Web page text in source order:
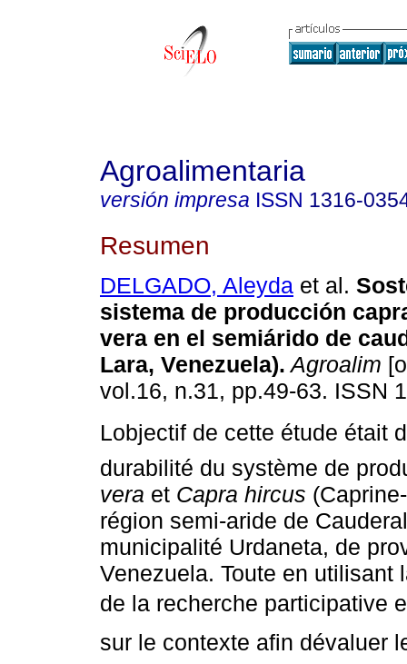
Agroalimentaria
versión impresa ISSN 1316-
Resumen
DELGADO, Aleyda et al.
sistema de producción
vera en el semiárido de
Lara, Venezuela). Agroalim
vol.16, n.31, pp.49-63. ISSN
Lobjectif de cette étude était
durabilité du système de
vera et Capra hircus
région semi-aride de
municipalité Urdaneta, de
Venezuela. Toute en utilisant
de la recherche participative
sur le contexte afin dévaluer